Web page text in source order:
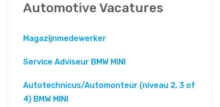
Automotive Vacatures
Magazijnmedewerker
Service Adviseur BMW MINI
Autotechnicus/Automonteur (niveau 2, 3 of
4) BMW MINI